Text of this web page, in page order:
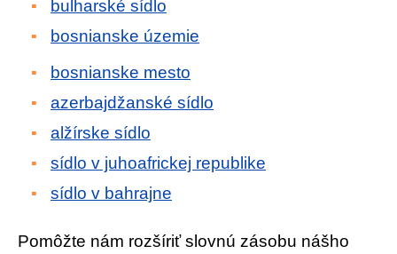
bulharské sídlo
bosnianske územie
bosnianske mesto
azerbajdžanské sídlo
alžírske sídlo
sídlo v juhoafrickej republike
sídlo v bahrajne
Pomôžte nám rozšíriť slovnú zásobu nášho